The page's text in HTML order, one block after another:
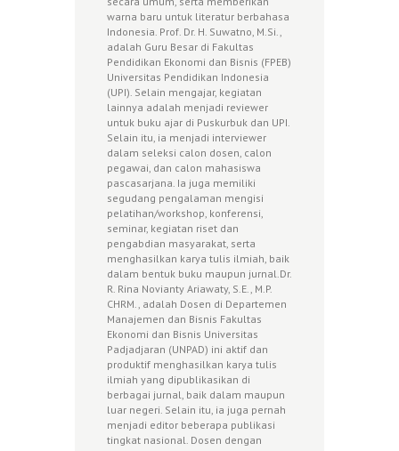
warna baru untuk literatur berbahasa
Indonesia. Prof. Dr. H. Suwatno, M.Si.,
adalah Guru Besar di Fakultas
Pendidikan Ekonomi dan Bisnis (FPEB)
Universitas Pendidikan Indonesia
(UPI). Selain mengajar, kegiatan
lainnya adalah menjadi reviewer
untuk buku ajar di Puskurbuk dan UPI.
Selain itu, ia menjadi interviewer
dalam seleksi calon dosen, calon
pegawai, dan calon mahasiswa
pascasarjana. Ia juga memiliki
segudang pengalaman mengisi
pelatihan/workshop, konferensi,
seminar, kegiatan riset dan
pengabdian masyarakat, serta
menghasilkan karya tulis ilmiah, baik
dalam bentuk buku maupun jurnal.Dr.
R. Rina Novianty Ariawaty, S.E., M.P.
CHRM., adalah Dosen di Departemen
Manajemen dan Bisnis Fakultas
Ekonomi dan Bisnis Universitas
Padjadjaran (UNPAD) ini aktif dan
produktif menghasilkan karya tulis
ilmiah yang dipublikasikan di
berbagai jurnal, baik dalam maupun
luar negeri. Selain itu, ia juga pernah
menjadi editor beberapa publikasi
tingkat nasional. Dosen dengan